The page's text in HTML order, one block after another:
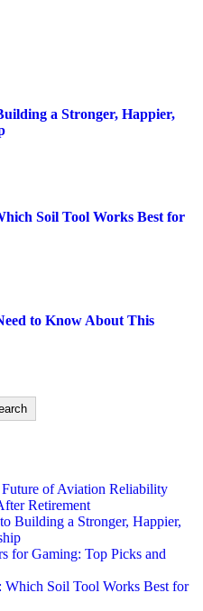
a Stronger, Happier,
Soil Tool Works Best for
to Know About This
of Aviation Reliability
Retirement
Building a Stronger, Happier,
for Gaming: Top Picks and
Which Soil Tool Works Best for